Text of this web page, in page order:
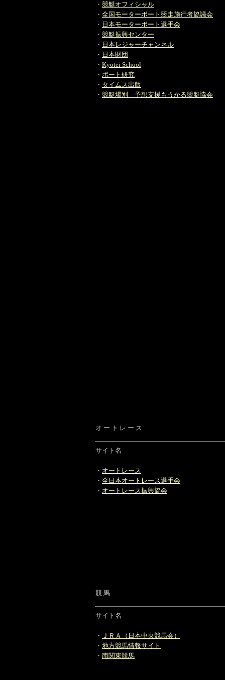
・ 競艇オフィシャル
・ 全国モーターボート競走施行者協議会
・ 日本モーターボート選手会
・ 競艇振興センター
・ 日本レジャーチャンネル
・ 日本財団
・ Kyotei School
・ ボート研究
・ タイムス出版
・ 競艇場別 予想支援もうかる競艇協会
オ ー ト レ ー ス
サイト名
・ オートレース
・ 全日本オートレース選手会
・ オートレース振興協会
競 馬
サイト名
・ ＪＲＡ（日本中央競馬会）
・ 地方競馬情報サイト
・ 南関東競馬